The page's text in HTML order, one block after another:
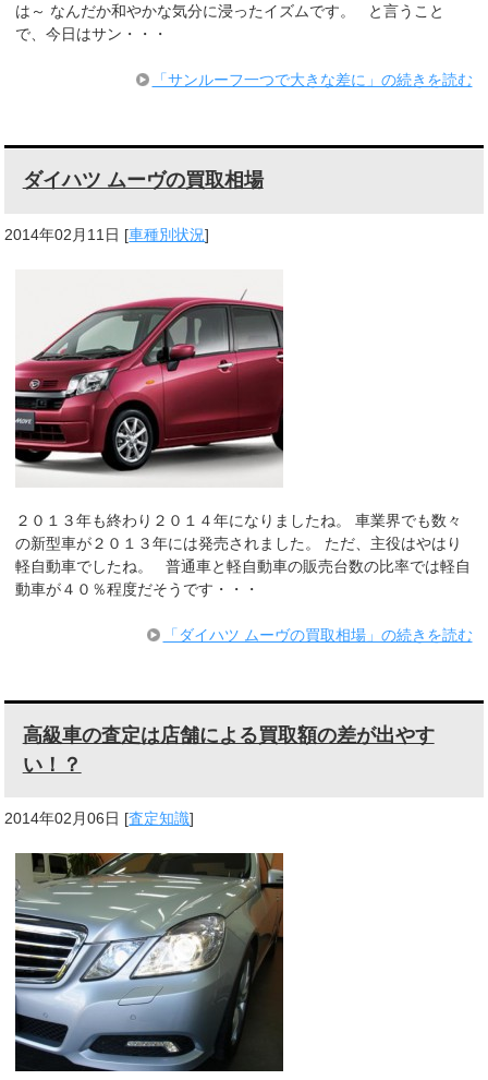
は～ なんだか和やかな気分に浸ったイズムです。 と言うこと
で、今日はサン・・・
「サンルーフ一つで大きな差に」の続きを読む
ダイハツ ムーヴの買取相場
2014年02月11日 [車種別状況]
２０１３年も終わり２０１４年になりましたね。 車業界でも数々
の新型車が２０１３年には発売されました。 ただ、主役はやはり
軽自動車でしたね。 普通車と軽自動車の販売台数の比率では軽自
動車が４０％程度だそうです・・・
「ダイハツ ムーヴの買取相場」の続きを読む
高級車の査定は店舗による買取額の差が出やす
い！？
2014年02月06日 [査定知識]